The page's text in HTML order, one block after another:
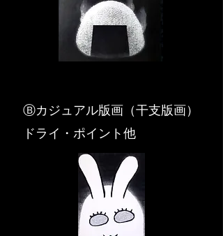
​Ⓑカジュアル版画（干支版画）
ドライ・ポイント他